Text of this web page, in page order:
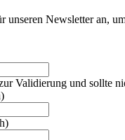
unseren Newsletter an,
Validierung und sollte